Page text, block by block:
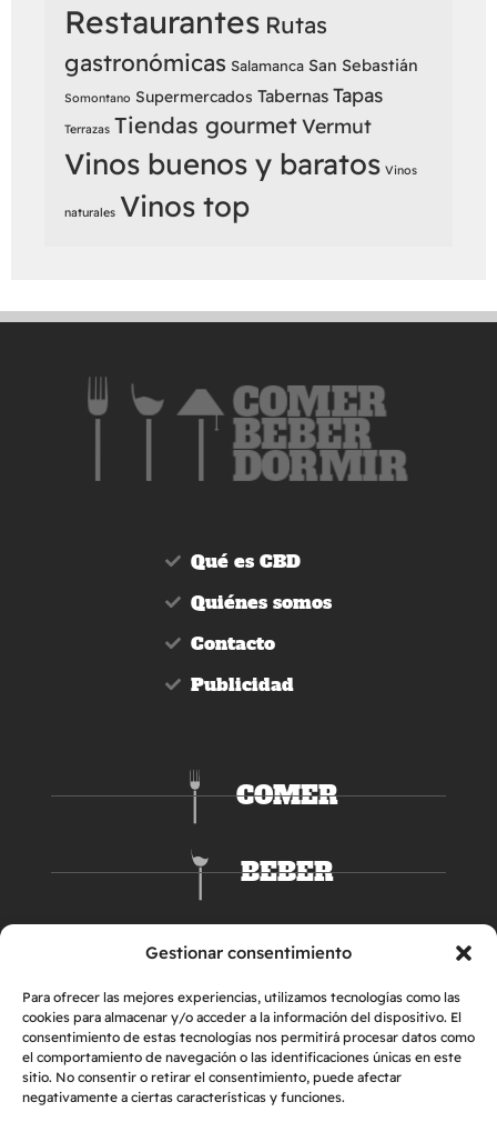
Gestionar consentimiento
Para ofrecer las mejores experiencias, utilizamos tecnologías como las
cookies para almacenar y/o acceder a la información del dispositivo. El
consentimiento de estas tecnologías nos permitirá procesar datos como
el comportamiento de navegación o las identificaciones únicas en este
sitio. No consentir o retirar el consentimiento, puede afectar
negativamente a ciertas características y funciones.
Restaurantes Rutas
gastronómicas Salamanca San Sebastián
Somontano Supermercados Tabernas Tapas
Terrazas Tiendas gourmetVermut
Vinos buenos y baratos Vinos
naturales Vinos top
Qué es CBD
Quiénes somos
Contacto
Publicidad
COMER
BEBER
DORMIR